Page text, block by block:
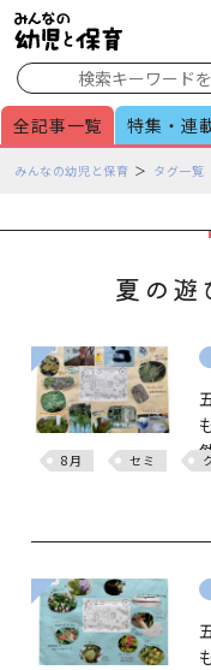
全記事一覧 特集・連
ペみんなの幼児と保育 タグ一覧
夏の遊
8月 セミ